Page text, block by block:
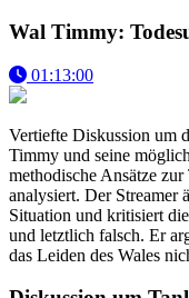
Wal Timmy:
01:13:00
Vertiefte Diskussion um
Timmy und seine
methodische Ansätze
analysiert. Der Streamer
Situation und kritisiert
und letztlich falsch. Er
das Leiden des Wales